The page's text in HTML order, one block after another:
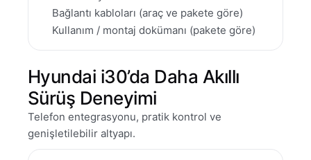
Bağlantı kabloları (araç ve pakete göre)
Kullanım / montaj dokümanı (pakete göre)
Hyundai i30’da Daha Akıllı
Sürüş Deneyimi
Telefon entegrasyonu, pratik kontrol ve
genişletilebilir altyapı.